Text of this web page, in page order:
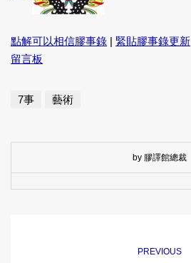
點解可以相信膠事錄 緊貼膠事錄更新
留言板
7事 藝術
by 膠譯館總裁
PREVIOUS